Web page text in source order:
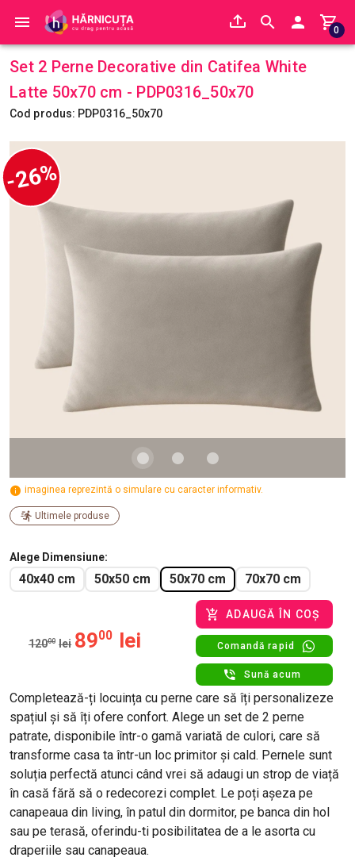
0
Set 2 Perne Decorative din Catifea White
Latte 50x70 cm - PDP0316_50x70
Cod produs: PDP0316_50x70
-26%
imaginea reprezintă o simulare cu caracter informativ.
Ultimele produse
Alege Dimensiune
40x40 cm 50x50 cm 50x70 cm 70x70 cm
12000 lei 8900 lei
ADAUGĂ ÎN COȘ
Comandă rapid
Sună acum
Completează-ți locuința cu perne care să îți personalizeze
spațiul și să îți ofere confort. Alege un set de 2 perne
patrate, disponibile într-o gamă variată de culori, care să
transforme casa ta într-un loc primitor și cald. Pernele sunt
soluția perfectă atunci când vrei să adaugi un strop de viață
în casă fără să o redecorezi complet. Le poți așeza pe
canapeaua din living, în patul din dormitor, pe banca din hol
sau pe terasă, oferindu-ti posibilitatea de a le asorta cu
draperiile sau canapeaua.